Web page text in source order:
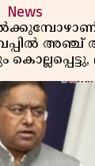
News
അഞ്ച്